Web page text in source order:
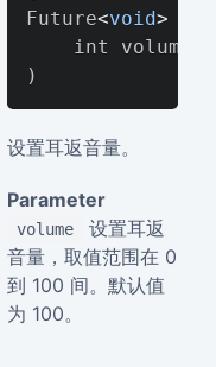
Future<void>
)
设置耳返音量。
Parameter
volume
设置耳返
音量，取值范围在 0
到 100 间。默认值
为 100。